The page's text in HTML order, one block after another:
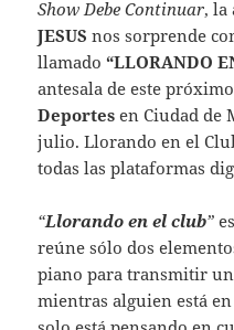
Show Debe Continuar, la
JESUS nos sorprende
llamado“LLORANDO
antesala de este
Deportes en Ciudad de
julio. Llorando en el
todas las plataformas
“Llorando en el club”
reúne sólo dos
piano para transmitir
mientras alguien está